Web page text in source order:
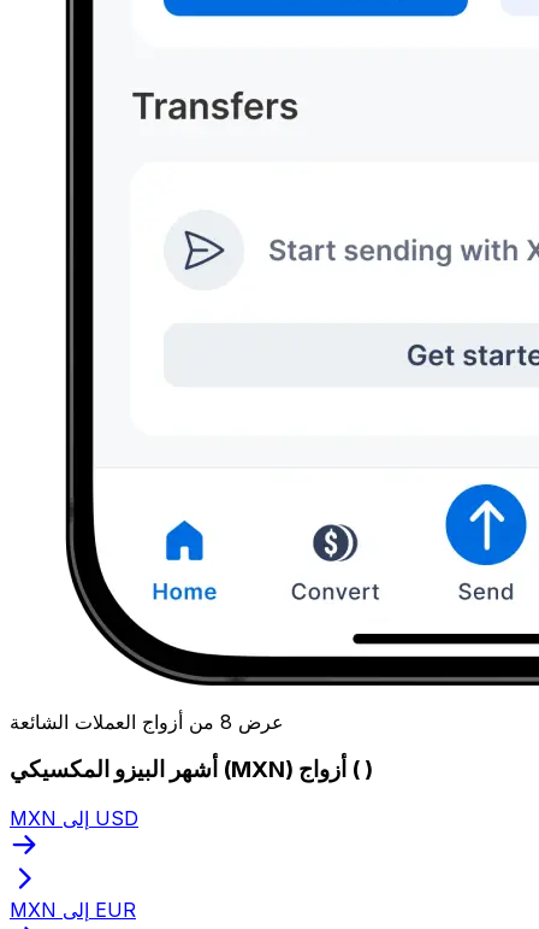
عرض 8 من أزواج العملات الشائعة
أشهر البيزو المكسيكي (MXN) أزواج ( )
MXN إلى USD
MXN إلى EUR